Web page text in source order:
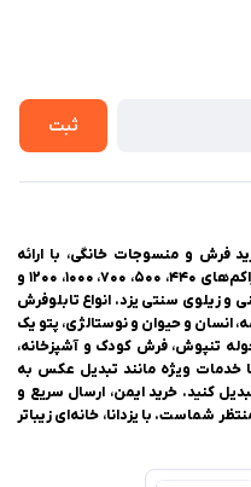
ثبت
فرش و منسوجات خانگی، با ارائه
گسترده‌ترین محصولات از فرش ماشینی با تراکم‌های ۴۴۰، ۵۰۰، ۷۰۰، ۱۰۰۰، ۱۲۰۰ و
و زیلوی سنتی یزد. انواع تابلوفرش
انسان و حیوان و نوستالژی، پتو یک
تنپوش، فرش کودک و آشپزخانه،
خدمات ویژه مانند تبدیل عکس به
کنید. خرید ایمن، ارسال سریع و
شماست. با یزدانا، خانه‌ای زیباتر